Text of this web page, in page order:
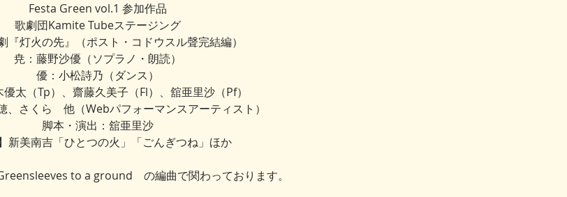
Festa Green vol.1 参加作品
歌劇団Kamite Tubeステージング
『灯火の先』（ポスト・コドウスル聲完結編）
尭：藤野沙優（ソプラノ・朗読）
優：小松詩乃（ダンス）
太（Tp）、齋藤久美子（Fl）、舘亜里沙（Pf）
、さくら 他（Webパフォーマンスアーティスト）
脚本・演出：舘亜里沙
】新美南吉「ひとつの火」「ごんぎつね」ほか
to a ground の編曲で関わっております。